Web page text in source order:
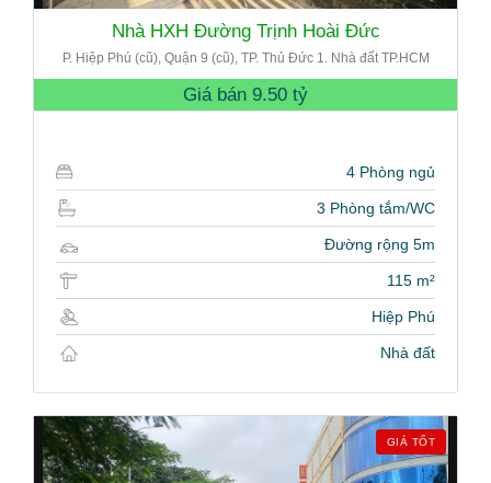
Nhà HXH Đường Trịnh Hoài Đức
P. Hiệp Phú (cũ), Quận 9 (cũ), TP. Thủ Đức 1. Nhà đất TP.HCM
Giá bán 9.50 tỷ
4 Phòng ngủ
3 Phòng tắm/WC
Đường rộng 5m
115 m²
Hiệp Phú
Nhà đất
GIÁ TỐT